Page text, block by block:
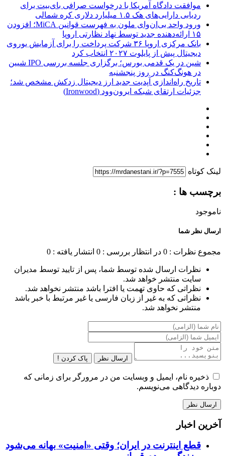
موافقت دادگاه آمریکا با درخواست صرافی بای‌بیت برای
ردیابی دارایی‌های هک ۱.۵ میلیارد دلاری کره شمالی
ورود واحد بی‌ان‌وای ملون به فهرست قوانین MiCA؛ افزودن
۱۵ ارائه‌دهنده جدید توسط نهاد نظارتی اروپا
بانک مرکزی اروپا ۳۶ شرکت پرداخت را برای آزمایش یوروی
دیجیتال پیش از پایلوت ۲۰۲۷ انتخاب کرد
شین در یک قدمی بورس؛ برگزاری جلسه بررسی IPO شیین
در هونگ‌کنگ در روز پنجشنبه
تاریخ راه‌اندازی آپدیت جدید ارز دیجیتال زدکش مشخص شد؛
جزئیات ارتقای شبکه ایرون‌وود (Ironwood)
لینک کوتاه
برچسب ها :
ناموجود
ارسال نظر شما
مجموع نظرات : 0 در انتظار بررسی : 0 انتشار یافته : 0
نظرات ارسال شده توسط شما، پس از تایید توسط مدیران
سایت منتشر خواهد شد.
نظراتی که حاوی تهمت یا افترا باشد منتشر نخواهد شد.
نظراتی که به غیر از زبان فارسی یا غیر مرتبط با خبر باشد
منتشر نخواهد شد.
ارسال نظر پاک کردن !
ذخیره نام، ایمیل و وبسایت من در مرورگر برای زمانی که
دوباره دیدگاهی می‌نویسم.
آخرین اخبار
قطع اینترنت در ایران؛ وقتی «امنیت» بهانه می‌شود